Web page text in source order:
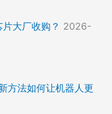
大厂收购？ 2026-
方法如何让机器人更